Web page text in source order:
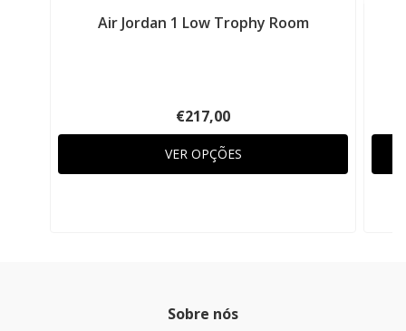
Air Jordan 1 Low Trophy Room
€217,00
VER OPÇÕES
Sobre nós